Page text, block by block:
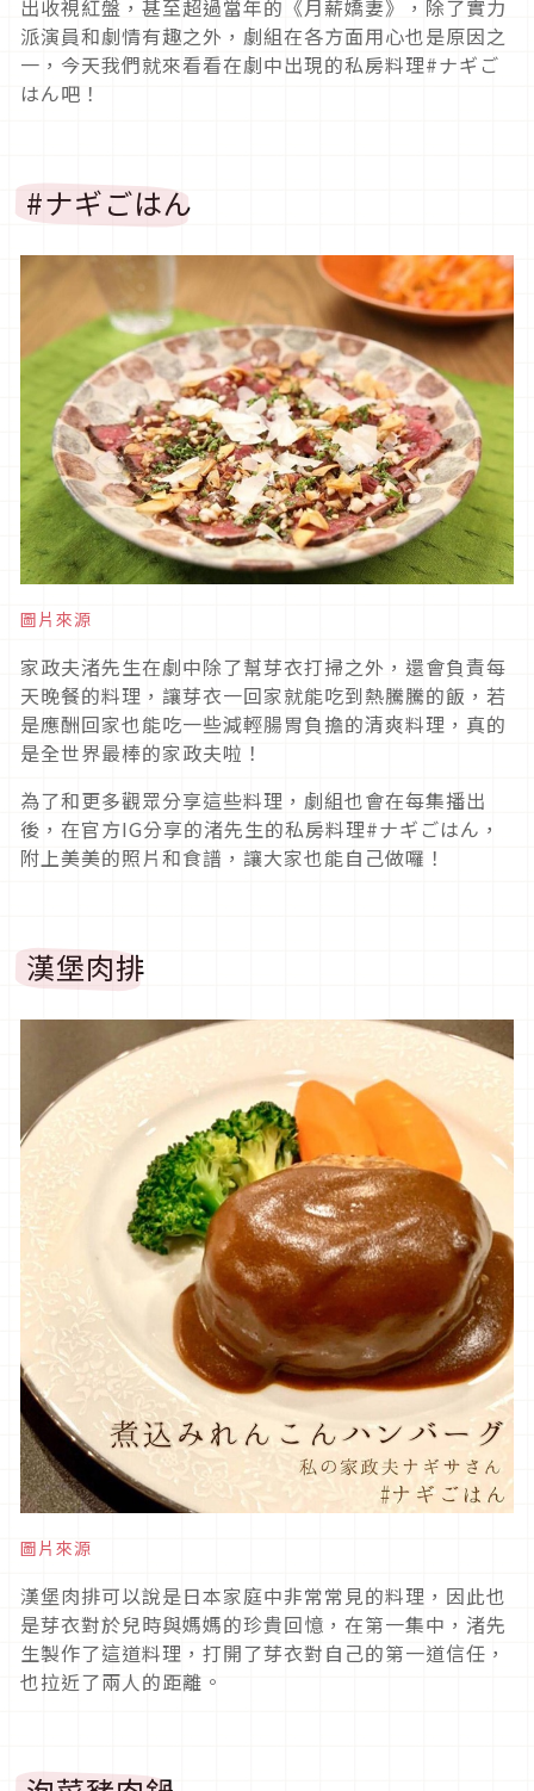
出收視紅盤，甚至超過當年的《月薪嬌妻》，除了實力
派演員和劇情有趣之外，劇組在各方面用心也是原因之
一，今天我們就來看看在劇中出現的私房料理#ナギご
はん吧！
#ナギごはん
圖片來源
家政夫渚先生在劇中除了幫芽衣打掃之外，還會負責每
天晚餐的料理，讓芽衣一回家就能吃到熱騰騰的飯，若
是應酬回家也能吃一些減輕腸胃負擔的清爽料理，真的
是全世界最棒的家政夫啦！
為了和更多觀眾分享這些料理，劇組也會在每集播出
後，在官方IG分享的渚先生的私房料理#ナギごはん，
附上美美的照片和食譜，讓大家也能自己做囉！
漢堡肉排
圖片來源
漢堡肉排可以說是日本家庭中非常常見的料理，因此也
是芽衣對於兒時與媽媽的珍貴回憶，在第一集中，渚先
生製作了這道料理，打開了芽衣對自己的第一道信任，
也拉近了兩人的距離。